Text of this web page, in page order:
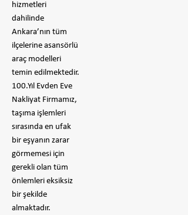
hizmetleri
dahilinde
Ankara’nın tüm
ilçelerine asansörlü
araç modelleri
temin edilmektedir.
100.Yıl Evden Eve
Nakliyat Firmamız,
taşıma işlemleri
sırasında en ufak
bir eşyanın zarar
görmemesi için
gerekli olan tüm
önlemleri eksiksiz
bir şekilde
almaktadır.